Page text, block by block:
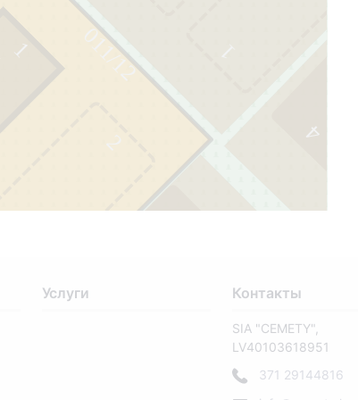
011/12
1
2
1
4
Услуги Контакты
SIA "CEMETY",
LV40103618951
371 29144816